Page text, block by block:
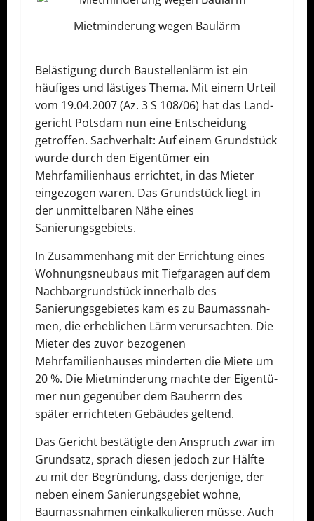
Mietminderung wegen Baulärm
Belästigung durch Baustellenlärm ist ein
häufiges und lästiges Thema. Mit einem Urteil
vom 19.04.2007 (Az. 3 S 108/06) hat das Land­
ge­richt Potsdam nun eine Entscheidung
getroffen. Sachverhalt: Auf einem Grundstück
wurde durch den Eigentümer ein
Mehrfamilienhaus errichtet, in das Mieter
eingezogen waren. Das Grund­stück liegt in
der unmittelbaren Nähe eines
Sanierungsgebiets.
In Zusammenhang mit der Errichtung eines
Wohnungsneubaus mit Tief­ga­ra­gen auf dem
Nachbargrundstück innerhalb des
Sanierungsgebietes kam es zu Bau­mass­nah­
men, die erheblichen Lärm verursachten. Die
Mieter des zuvor bezogenen
Mehrfamilienhauses minderten die Miete um
20 %. Die Mietminderung machte der Ei­gen­tü­
mer nun gegenüber dem Bauherrn des
später errichteten Gebäudes geltend.
Das Gericht bestätigte den Anspruch zwar im
Grundsatz, sprach diesen jedoch zur Hälfte
zu mit der Begründung, dass derjenige, der
neben einem Sa­nie­rungs­ge­biet wohne,
Baumassnahmen einkalkulieren müsse. Auch